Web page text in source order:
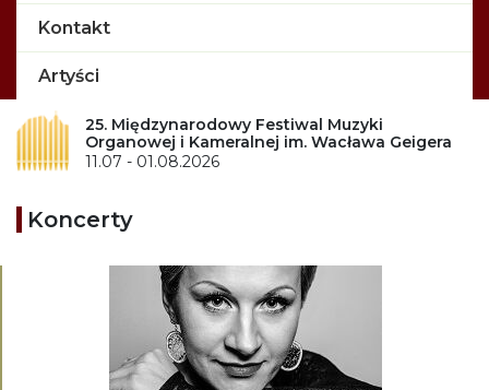
Kontakt
Artyści
25. Międzynarodowy Festiwal Muzyki
Organowej i Kameralnej im. Wacława Geigera
11.07 - 01.08.2026
Koncerty